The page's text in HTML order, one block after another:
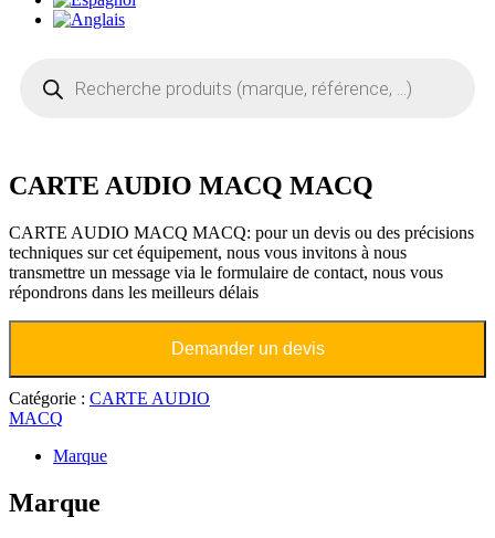
produits
CARTE AUDIO MACQ MACQ
CARTE AUDIO MACQ MACQ: pour un devis ou des précisions
techniques sur cet équipement, nous vous invitons à nous
transmettre un message via le formulaire de contact, nous vous
répondrons dans les meilleurs délais
Demander un devis
Catégorie : CARTE AUDIO
MACQ
Marque
Marque